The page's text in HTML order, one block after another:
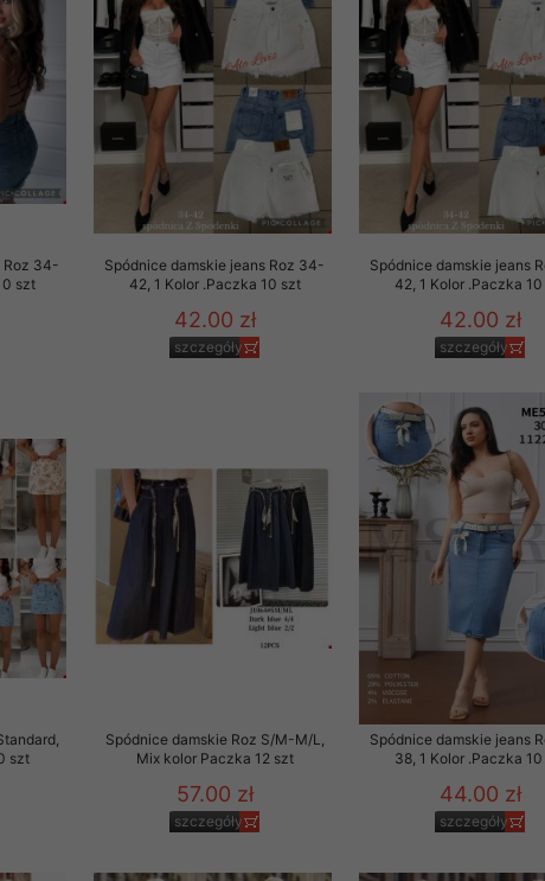
Roz 34-
szt
Spódnice damskie jeans Roz 34-
42, 1 Kolor .Paczka 10 szt
42.00 zł
szczegóły
Spódnice damskie jeans
42, 1 Kolor .Paczka
42.00 zł
szczegóły
szt
Spódnice damskie Roz S/M-M/L,
Mix kolor Paczka 12 szt
57.00 zł
szczegóły
Spódnice damskie jeans
38, 1 Kolor .Paczka
44.00 zł
szczegóły
to zgodę. Dotyczy to w
przez nas linka
i nowościach w
szczególności danych